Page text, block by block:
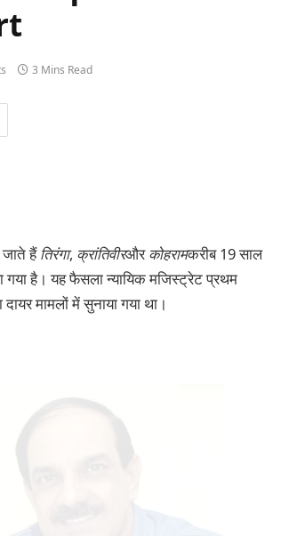
3 Mins Read
जाते हैंतिरंगा, क्रांतिवीरऔरकोहरामकरीब 19 साल
गया है। यह फैसला न्यायिक मजिस्ट्रेट प्रथम
दायर मामलों में सुनाया गया था।